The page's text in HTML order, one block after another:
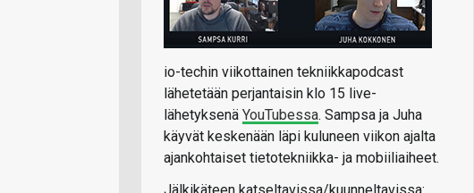
io-techin viikottainen tekniikkapodcast
lähetetään perjantaisin klo 15 live-
lähetyksenä YouTubessa. Sampsa ja Juha
käyvät keskenään läpi kuluneen viikon ajalta
ajankohtaiset tietotekniikka- ja mobiiliaiheet.